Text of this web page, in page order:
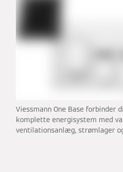
Viessmann One Base forbinder
komplette energisystem med
ventilationsanlæg, strømlager